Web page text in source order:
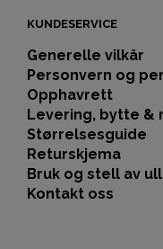
KUNDESERVICE
Generelle vilkår
Personvern og
Opphavrett
Levering, bytte &
Størrelsesguide
Returskjema
Bruk og stell av
Kontakt oss